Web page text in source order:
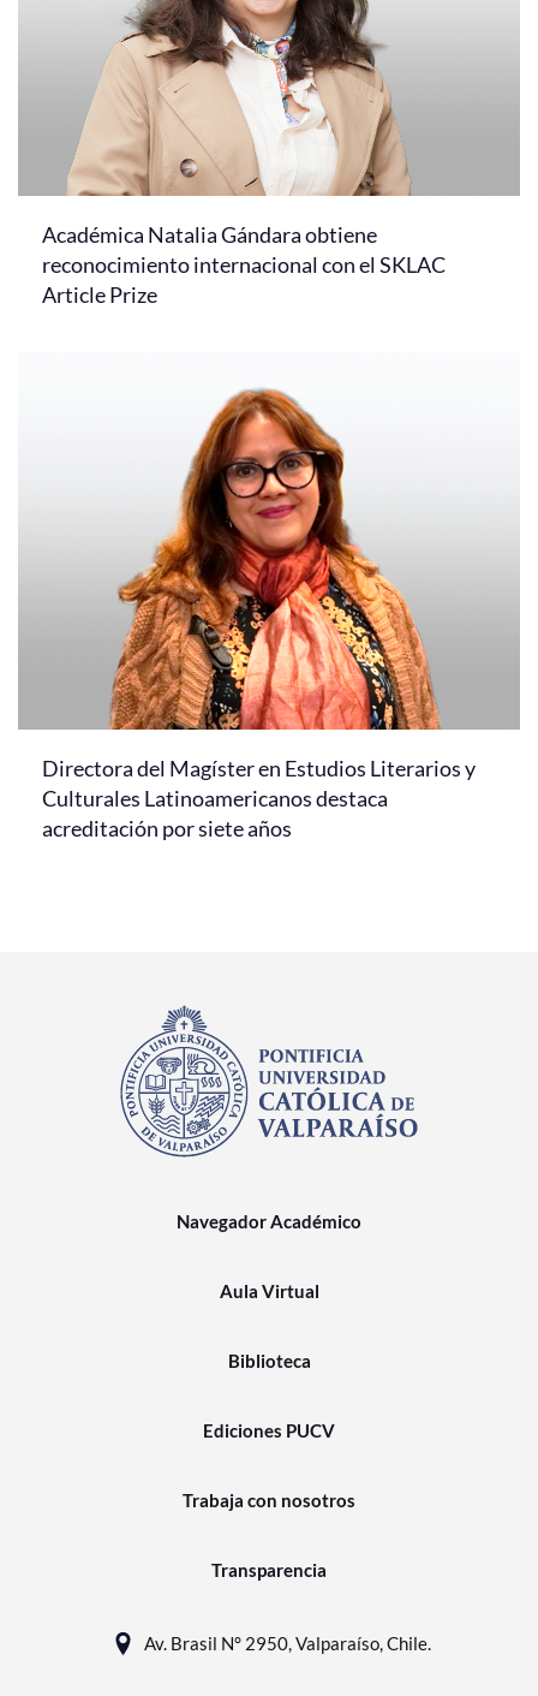
Académica Natalia Gándara obtiene
reconocimiento internacional con el SKLAC
Article Prize
Directora del Magíster en Estudios Literarios y
Culturales Latinoamericanos destaca
acreditación por siete años
Navegador Académico
Aula Virtual
Biblioteca
Ediciones PUCV
Trabaja con nosotros
Transparencia
Av. Brasil N° 2950, Valparaíso, Chile.